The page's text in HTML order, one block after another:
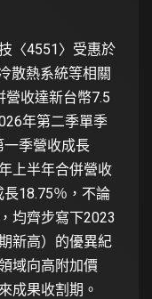
〈4551〉受惠於
散熱系統等相關
營收達新台幣7.5
年第二季單季
一季營收成長
上半年合併營收
18.75％，不論
均齊步寫下2023
新高）的優異紀
域向高附加價
成果收割期。